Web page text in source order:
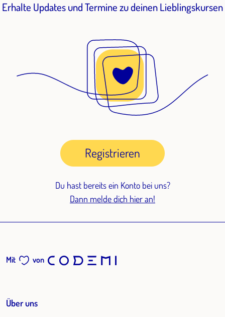
Erhalte Updates und Termine zu deinen Lieblingskursen
Registrieren
Du hast bereits ein Konto bei uns?
Dann melde dich hier an!
Mit von
Über uns